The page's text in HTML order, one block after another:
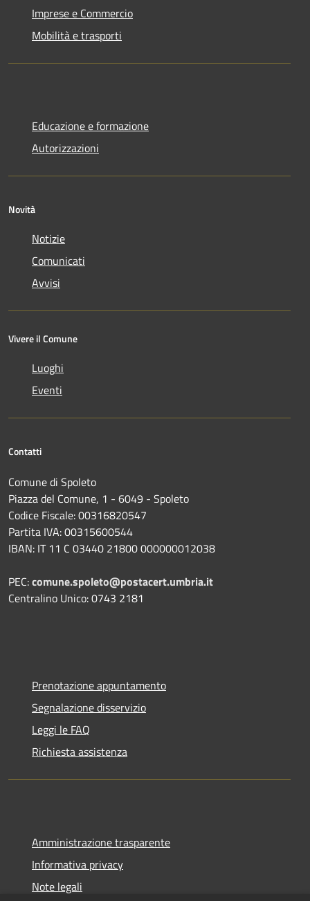
Imprese e Commercio
Mobilità e trasporti
Educazione e formazione
Autorizzazioni
Novità
Notizie
Comunicati
Avvisi
Vivere il Comune
Luoghi
Eventi
Contatti
Comune di Spoleto
Piazza del Comune, 1 - 6049 - Spoleto
Codice Fiscale: 00316820547
Partita IVA: 00315600544
IBAN: IT 11 C 03440 21800 000000012038
PEC:comune.spoleto@postacert.umbria.it
Centralino Unico: 0743 2181
Prenotazione appuntamento
Segnalazione disservizio
Leggi le FAQ
Richiesta assistenza
Amministrazione trasparente
Informativa privacy
Note legali